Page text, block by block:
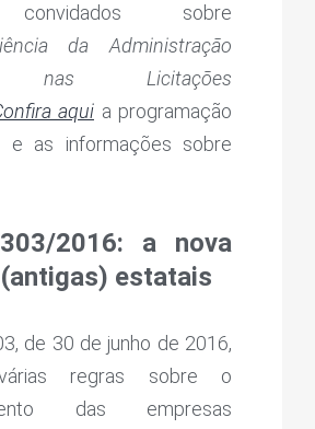
sobre
da Administração
nas Licitações
aqui a programação
e as informações sobre
2016: a nova
estatais
de 30 de junho de 2016,
regras sobre o
das empresas